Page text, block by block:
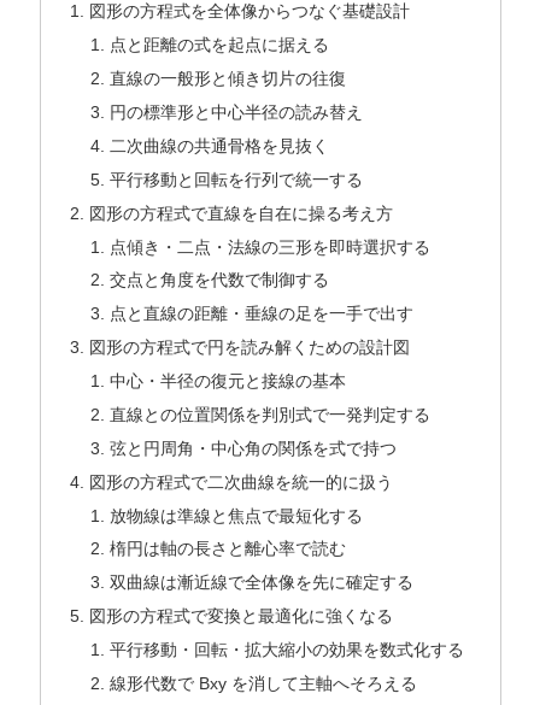
図形の方程式を全体像からつなぐ基礎設計
点と距離の式を起点に据える
直線の一般形と傾き切片の往復
円の標準形と中心半径の読み替え
二次曲線の共通骨格を見抜く
平行移動と回転を行列で統一する
図形の方程式で直線を自在に操る考え方
点傾き・二点・法線の三形を即時選択する
交点と角度を代数で制御する
点と直線の距離・垂線の足を一手で出す
図形の方程式で円を読み解くための設計図
中心・半径の復元と接線の基本
直線との位置関係を判別式で一発判定する
弦と円周角・中心角の関係を式で持つ
図形の方程式で二次曲線を統一的に扱う
放物線は準線と焦点で最短化する
楕円は軸の長さと離心率で読む
双曲線は漸近線で全体像を先に確定する
図形の方程式で変換と最適化に強くなる
平行移動・回転・拡大縮小の効果を数式化する
線形代数で Bxy を消して主軸へそろえる